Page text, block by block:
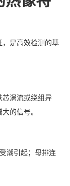
，是高效检测的基
芯涡流或绕组异
的信号。
潮引起；母排连